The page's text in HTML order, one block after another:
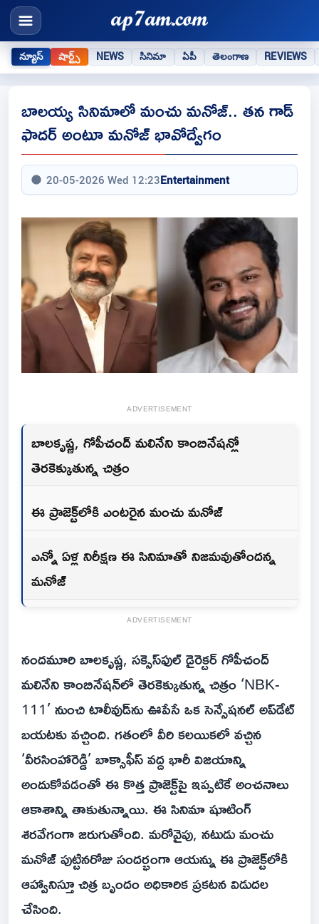
న్యూస్ షార్ట్స్ NEWS సినిమా ఏపీ తెలంగాణ REVIEWS
బాలయ్య సినిమాలో మంచు మనోజ్.. తన గాడ్
ఫాదర్ అంటూ మనోజ్ భావోద్వేగం
20-05-2026 Wed 12:23Entertainment
ADVERTISEMENT
బాలకృష్ణ, గోపీచంద్ మలినేని కాంబినేషన్లో
తెరకెక్కుతున్న చిత్రం
ఈ ప్రాజెక్ట్‌లోకి ఎంటరైన మంచు మనోజ్
ఎన్నో ఏళ్ల నిరీక్షణ ఈ సినిమాతో నిజమవుతోందన్న
మనోజ్
ADVERTISEMENT
నందమూరి బాలకృష్ణ, సక్సెస్‌ఫుల్ డైరెక్టర్ గోపీచంద్
మలినేని కాంబినేషన్‌లో తెరకెక్కుతున్న చిత్రం ‘NBK-
111’ నుంచి టాలీవుడ్‌ను ఊపేసే ఒక సెన్సేషనల్ అప్‌డేట్
బయటకు వచ్చింది. గతంలో వీరి కలయికలో వచ్చిన
‘వీరసింహారెడ్డి’ బాక్సాఫీస్ వద్ద భారీ విజయాన్ని
అందుకోవడంతో ఈ కొత్త ప్రాజెక్ట్‌పై ఇప్పటికే అంచనాలు
ఆకాశాన్ని తాకుతున్నాయి. ఈ సినిమా షూటింగ్
శరవేగంగా జరుగుతోంది. మరోవైపు, నటుడు మంచు
మనోజ్ పుట్టినరోజు సందర్భంగా ఆయన్ను ఈ ప్రాజెక్ట్‌లోకి
ఆహ్వానిస్తూ చిత్ర బృందం అధికారిక ప్రకటన విడుదల
చేసింది.